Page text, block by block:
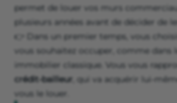
permet de louer vos murs
plusieurs années avant de décider de
👉 Dans un premier temps, vous
vous souhaitez occuper, comme dans
immobilier classique. Vous vous
crédit-bailleur , qui va acquérir lui-
vous le louer.